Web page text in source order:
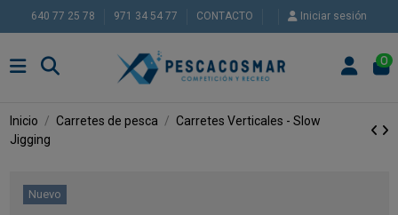
640 77 25 78 971 34 54 77 CONTACTO Iniciar sesión
0
Inicio Carretes de pesca
Carretes Verticales - Slow
Jigging
Nuevo